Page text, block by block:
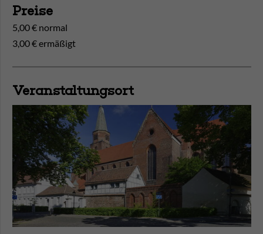
Preise
5,00 € normal
3,00 € ermäßigt
Veranstaltungsort